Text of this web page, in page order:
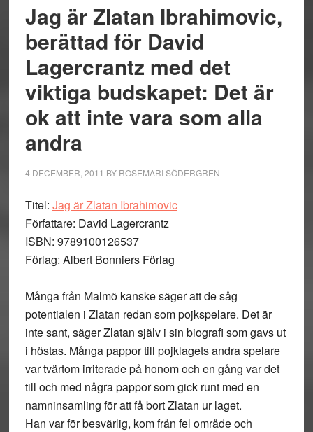
Jag är Zlatan Ibrahimovic,
berättad för David
Lagercrantz med det
viktiga budskapet: Det är
ok att inte vara som alla
andra
4 DECEMBER, 2011 BY ROSEMARI SÖDERGREN
Titel: Jag är Zlatan Ibrahimovic
Författare: David Lagercrantz
ISBN: 9789100126537
Förlag: Albert Bonniers Förlag
Många från Malmö kanske säger att de såg
potentialen i Zlatan redan som pojkspelare. Det är
inte sant, säger Zlatan själv i sin biografi som gavs ut
i höstas. Många pappor till pojklagets andra spelare
var tvärtom irriterade på honom och en gång var det
till och med några pappor som gick runt med en
namninsamling för att få bort Zlatan ur laget.
Han var för besvärlig, kom från fel område och